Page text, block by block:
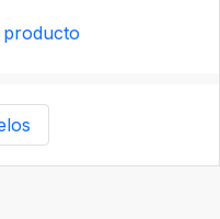
producto